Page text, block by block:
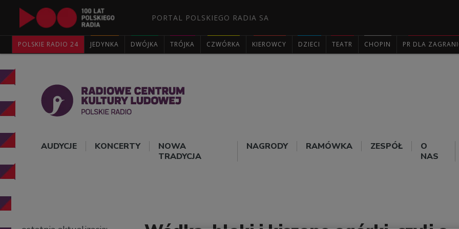
PORTAL POLSKIEGO RADIA SA
POLSKIE RADIO 24 JEDYNKA DWÓJKA TRÓJKA CZWÓRKA KIEROWCY DZIECI TEATR CHOPIN PR DLA
AUDYCJE KONCERTY
NOWA
TRADYCJA
NAGRODY RAMÓWKA ZESPÓŁ
O
NAS